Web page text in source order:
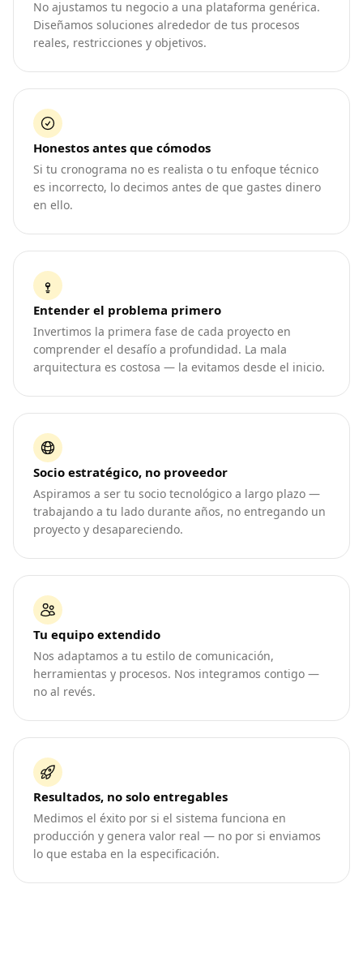
No ajustamos tu negocio a una plataforma genérica.
Diseñamos soluciones alrededor de tus procesos
reales, restricciones y objetivos.
Honestos antes que cómodos
Si tu cronograma no es realista o tu enfoque técnico
es incorrecto, lo decimos antes de que gastes dinero
en ello.
Entender el problema primero
Invertimos la primera fase de cada proyecto en
comprender el desafío a profundidad. La mala
arquitectura es costosa — la evitamos desde el inicio.
Socio estratégico, no proveedor
Aspiramos a ser tu socio tecnológico a largo plazo —
trabajando a tu lado durante años, no entregando un
proyecto y desapareciendo.
Tu equipo extendido
Nos adaptamos a tu estilo de comunicación,
herramientas y procesos. Nos integramos contigo —
no al revés.
Resultados, no solo entregables
Medimos el éxito por si el sistema funciona en
producción y genera valor real — no por si enviamos
lo que estaba en la especificación.